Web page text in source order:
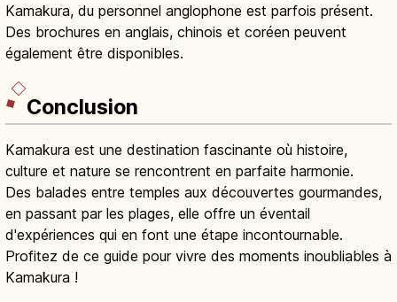
Kamakura, du personnel anglophone est parfois présent.
Des brochures en anglais, chinois et coréen peuvent
également être disponibles.
Conclusion
Kamakura est une destination fascinante où histoire,
culture et nature se rencontrent en parfaite harmonie.
Des balades entre temples aux découvertes gourmandes,
en passant par les plages, elle offre un éventail
d'expériences qui en font une étape incontournable.
Profitez de ce guide pour vivre des moments inoubliables à
Kamakura !